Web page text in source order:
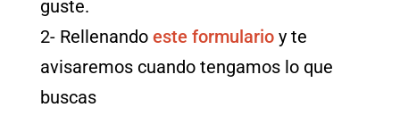
guste.
2- Rellenando este formularioy te
avisaremos cuando tengamos lo que
buscas